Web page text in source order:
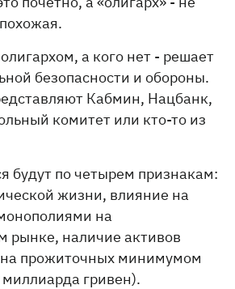
а кого нет - решает
безопасности и обороны.
Кабмин, Нацбанк,
комитет или кто-то из
будут по четырем признакам:
жизни, влияние на
на
рынке, наличие активов
прожиточных минимумом
гривен).